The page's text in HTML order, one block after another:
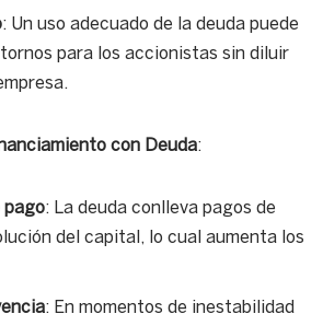
: Un uso adecuado de la deuda puede
para los accionistas sin diluir
con Deuda:
pago: La deuda conlleva pagos de
del capital, lo cual aumenta los
: En momentos de inestabilidad